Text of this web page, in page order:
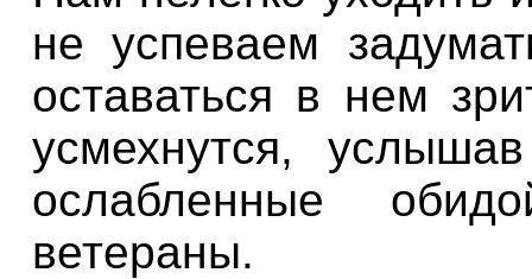
не успеваем
оставаться в нем
усмехнутся,
ослабленные
ветераны.